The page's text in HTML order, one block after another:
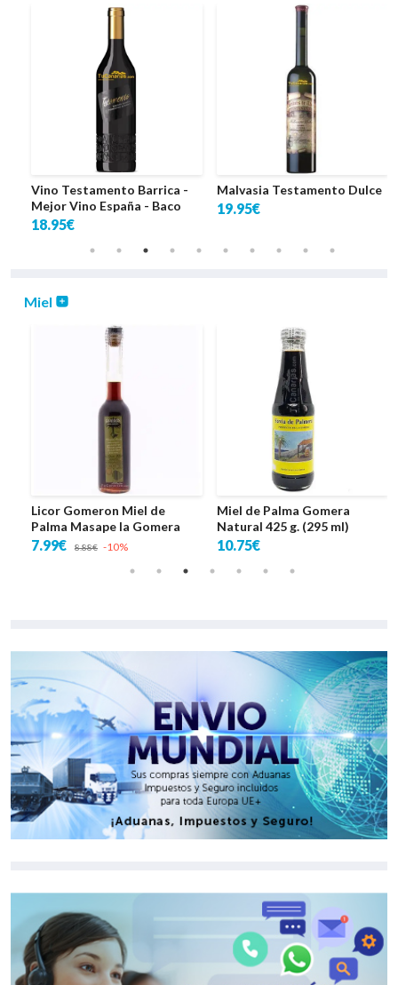
Vino Testamento Barrica -
Mejor Vino España - Baco
18.95€
Malvasia Testamento Dulce
19.95€
Miel
Licor Gomeron Miel de
Palma Masape la Gomera
7.99€ 8.88€ -10%
Miel de Palma Gomera
Natural 425 g. (295 ml)
10.75€